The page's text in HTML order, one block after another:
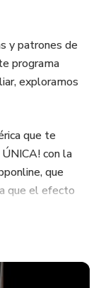
y patrones de
programa
exploramos
que te
con la
que
que el efecto
de